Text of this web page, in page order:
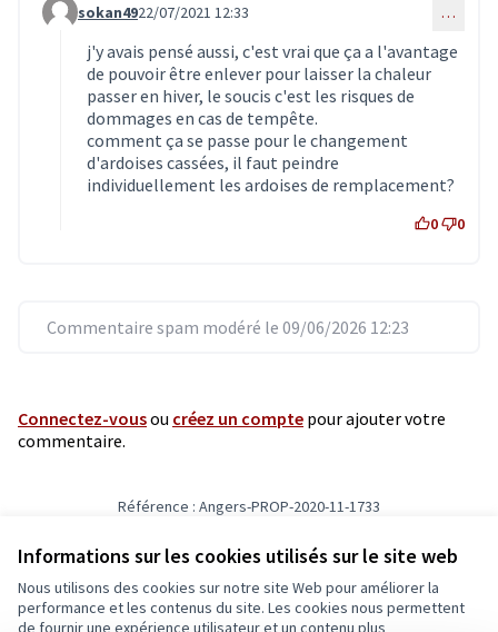
Informations sur les cookies utilisés sur le site web
Nous utilisons des cookies sur notre site Web pour améliorer la
performance et les contenus du site. Les cookies nous permettent
de fournir une expérience utilisateur et un contenu plus
Commentaire 3353 (réponse au commentaire 2253)
sokan4922/07/2021 12:33 …
j'y avais pensé aussi, c'est vrai que ça a l'avantage
de pouvoir être enlever pour laisser la chaleur
passer en hiver, le soucis c'est les risques de
dommages en cas de tempête.
comment ça se passe pour le changement
d'ardoises cassées, il faut peindre
individuellement les ardoises de remplacement?
0 0
Commentaire spam modéré le 09/06/2026 12:23
Connectez-vousou créez un compte pour ajouter votre
commentaire.
Référence : Angers-PROP-2020-11-1733
Conditions d'utilisation
Paramètres des cookies